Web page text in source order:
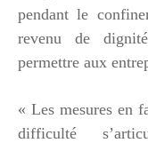
pendant le
revenu de
permettre aux
« Les mesures en
difficulté